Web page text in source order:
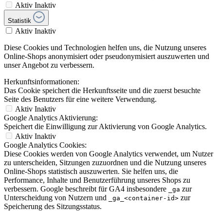
Aktiv Inaktiv
Statistik
Aktiv Inaktiv
Diese Cookies und Technologien helfen uns, die Nutzung unseres
Online-Shops anonymisiert oder pseudonymisiert auszuwerten und
unser Angebot zu verbessern.
Herkunftsinformationen:
Das Cookie speichert die Herkunftsseite und die zuerst besuchte
Seite des Benutzers für eine weitere Verwendung.
Aktiv Inaktiv
Google Analytics Aktivierung:
Speichert die Einwilligung zur Aktivierung von Google Analytics.
Aktiv Inaktiv
Google Analytics Cookies:
Diese Cookies werden von Google Analytics verwendet, um Nutzer
zu unterscheiden, Sitzungen zuzuordnen und die Nutzung unseres
Online-Shops statistisch auszuwerten. Sie helfen uns, die
Performance, Inhalte und Benutzerführung unseres Shops zu
verbessern. Google beschreibt für GA4 insbesondere
_ga zur
Unterscheidung von Nutzern und
_ga_<container-id> zur
Speicherung des Sitzungsstatus.